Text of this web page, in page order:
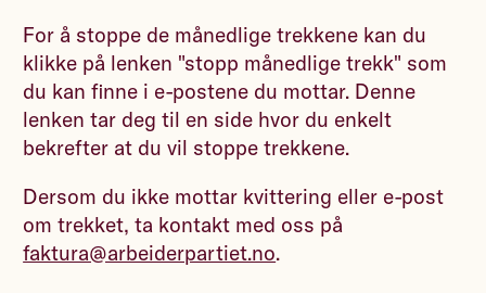
For å stoppe de månedlige trekkene kan du
klikke på lenken "stopp månedlige trekk" som
du kan finne i e-postene du mottar. Denne
lenken tar deg til en side hvor du enkelt
bekrefter at du vil stoppe trekkene.
Dersom du ikke mottar kvittering eller e-post
om trekket, ta kontakt med oss på
faktura@arbeiderpartiet.no.